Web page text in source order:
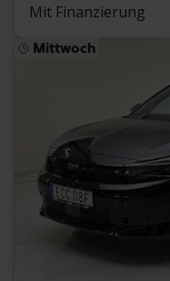
Mit Finanzierung
Mittwoch